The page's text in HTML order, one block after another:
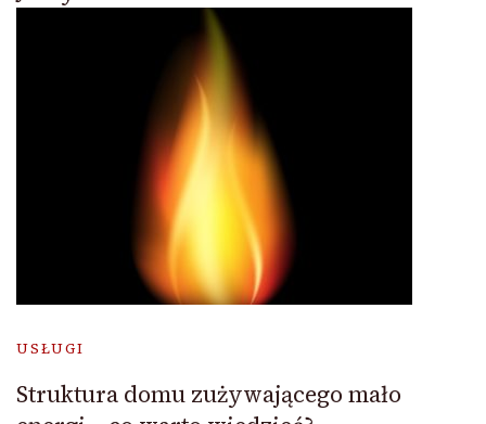
USŁUGI
Struktura domu zużywającego mało